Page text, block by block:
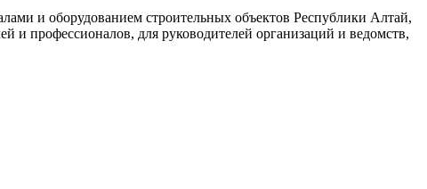
и оборудованием строительных объектов Республики Алтай,
и профессионалов, для руководителей организаций и ведомств,